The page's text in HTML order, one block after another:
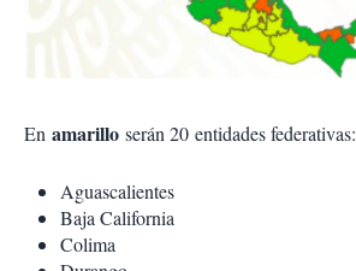
En amarillo serán 20 entidades federativas:
Aguascalientes
Baja California
Colima